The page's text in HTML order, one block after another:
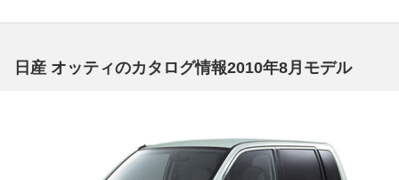
日産 オッティのカタログ情報2010年8月モデル